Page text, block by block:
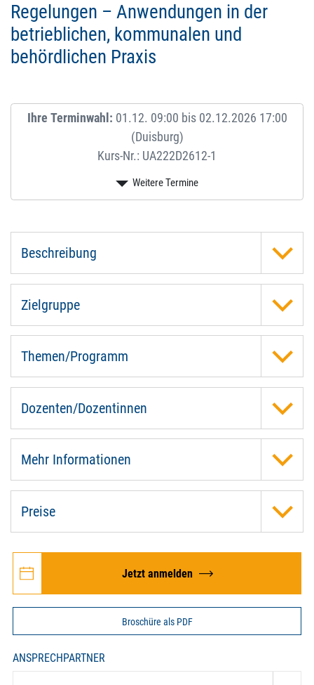
Regelungen – Anwendungen in der
betrieblichen, kommunalen und
behördlichen Praxis
Ihre Terminwahl: 01.12. 09:00 bis 02.12.2026 17:00
(Duisburg)
Kurs-Nr.: UA222D2612-1
Beschreibung
Zielgruppe
Themen/Programm
Dozenten/Dozentinnen
Mehr Informationen
Preise
Jetzt anmelden
Broschüre als PDF
ANSPRECHPARTNER